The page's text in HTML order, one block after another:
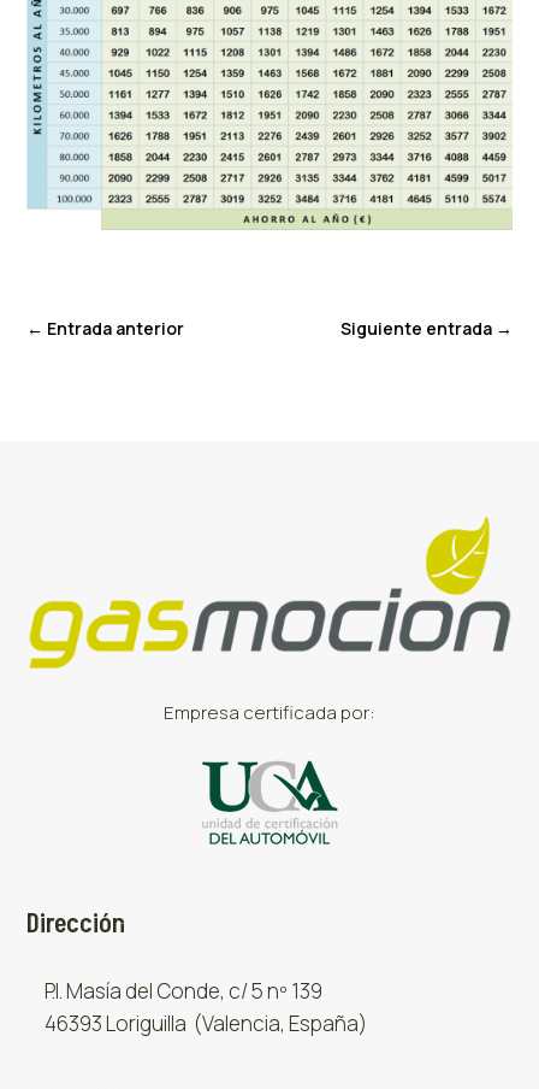
← Entrada anterior Siguiente entrada→
Empresa certificada por:
Dirección
P.I. Masía del Conde, c/ 5 nº 139
46393 Loriguilla (Valencia, España)